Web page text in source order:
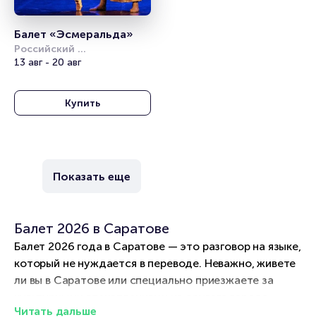
Балет «Эсмеральда»
Российский
академический
13 авг - 20 авг
Купить
Показать еще
Балет 2026 в Саратове
Балет 2026 года в Саратове — это разговор на языке,
который не нуждается в переводе. Неважно, живете
ли вы в Саратове или специально приезжаете за
Представляем вам афишу балетных спектаклей
Читать дальше